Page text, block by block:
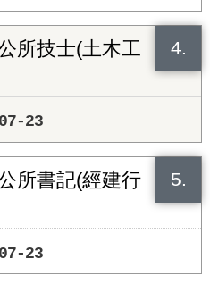
4.
所技士(土木工
23
5.
所書記(經建行
23